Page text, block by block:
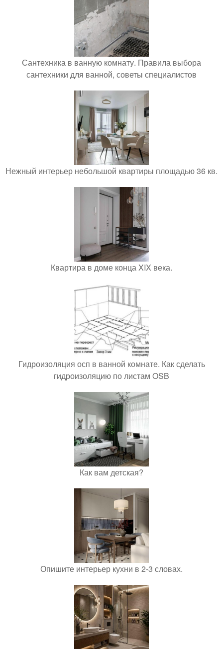
Сантехника в ванную комнату. Правила выбора
сантехники для ванной, советы специалистов
Нежный интерьер небольшой квартиры площадью 36 кв.
Квартира в доме конца XIX века.
Гидроизоляция осп в ванной комнате. Как сделать
гидроизоляцию по листам OSB
Как вам детская?
Опишите интерьер кухни в 2-3 словах.